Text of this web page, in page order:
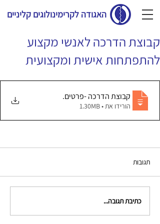
האגודה לקרימינולוגים קליניים
קבוצת הדרכה לאנשי מקצוע
להתפתחות אישית ומקצועית
קבוצת הדרכה -פרטים.
הורידו את • 1.30MB
תגובות
כתיבת תגובה...